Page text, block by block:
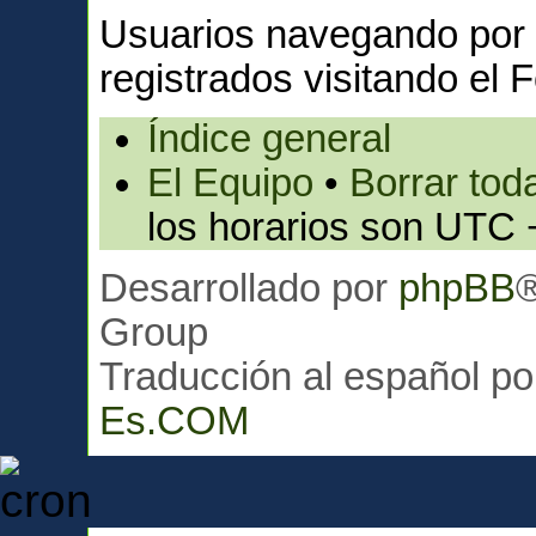
Usuarios navegando
registrados visitando el
Índice general
El Equipo • Borrar
los horarios son UTC
Desarrollado por phpBB
Group
Traducción al español
Es.COM